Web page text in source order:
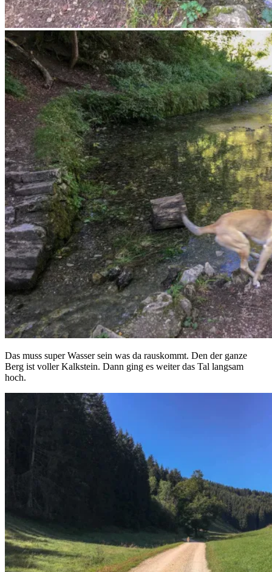
Das muss super Wasser sein was da rauskommt. Den der ganze
Berg ist voller Kalkstein. Dann ging es weiter das Tal langsam
hoch.